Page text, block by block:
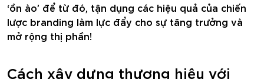
‘ồn ào’ để từ đó, tận dụng các hiệu quả của chiến
lược branding làm lực đẩy cho sự tăng trưởng và
mở rộng thị phần!
Cách xây dựng thương hiệu với